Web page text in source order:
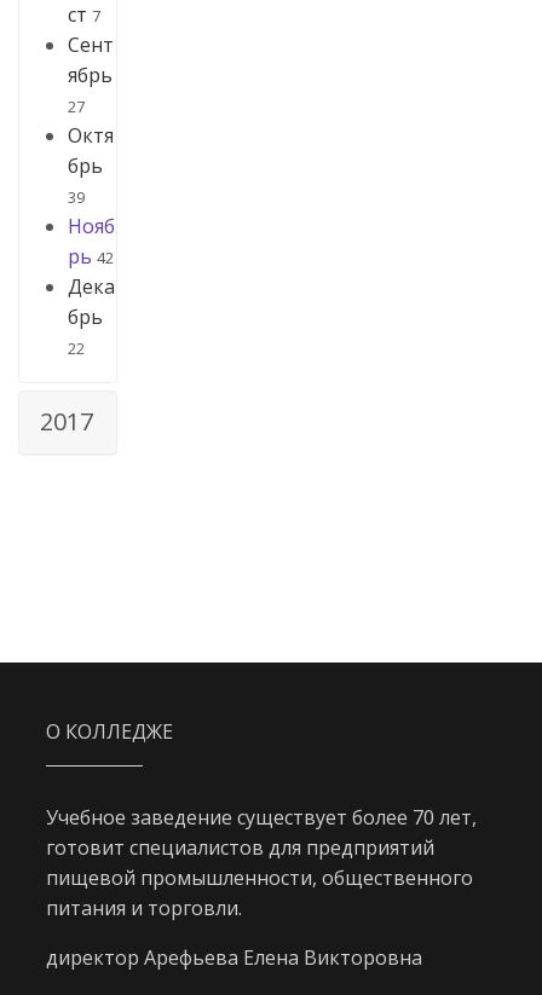
ст 7
Сент
ябрь
27
Октя
брь
39
Нояб
рь 42
Дека
брь
22
2017
О КОЛЛЕДЖЕ
Учебное заведение существует более 70 лет,
готовит специалистов для предприятий
пищевой промышленности, общественного
питания и торговли.
директор Арефьева Елена Викторовна